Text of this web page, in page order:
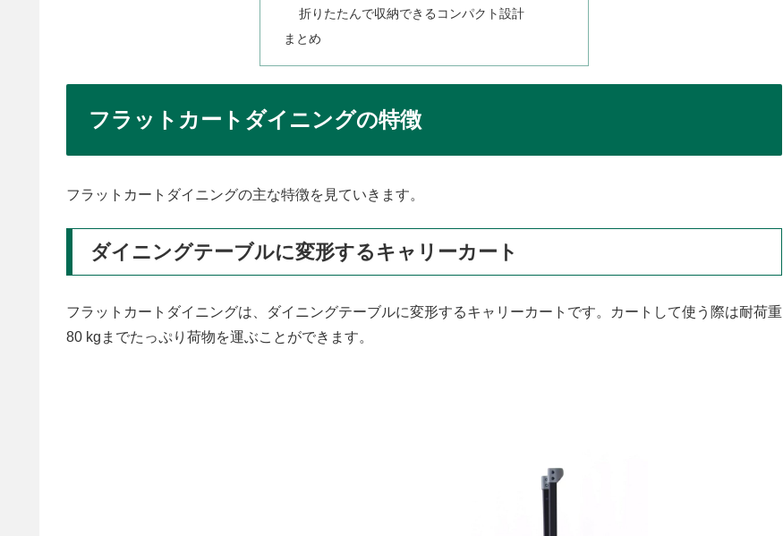
折りたたんで収納できるコンパクト設計
まとめ
フラットカートダイニングの特徴
フラットカートダイニングの主な特徴を見ていきます。
ダイニングテーブルに変形するキャリーカート
フラットカートダイニングは、ダイニングテーブルに変形するキャリーカートです。カートして使う際は耐荷重
80 kgまでたっぷり荷物を運ぶことができます。